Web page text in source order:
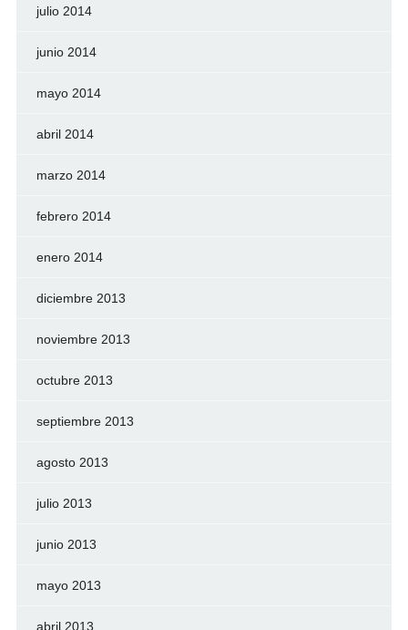
julio 2014
junio 2014
mayo 2014
abril 2014
marzo 2014
febrero 2014
enero 2014
diciembre 2013
noviembre 2013
octubre 2013
septiembre 2013
agosto 2013
julio 2013
junio 2013
mayo 2013
abril 2013